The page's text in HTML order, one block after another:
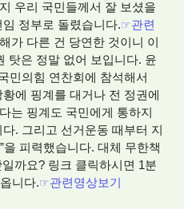
우리 국민들께서 잘 보셨을
정부로 돌렸습니다.☞관련
가 다른 건 당연한 것이니 이
탓은 정말 없어 보입니다. 윤
민의힘 연찬회에 참석해서
에 핑계를 대거나 전 정권에
는 핑계도 국민에게 통하지
. 그리고 선거운동 때부터 지
을 피력했습니다. 대체 무한책
까요? 링크 클릭하시면 1분
니다.☞관련영상보기